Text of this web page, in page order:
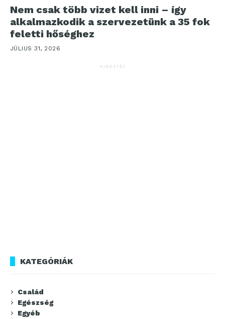
Nem csak több vizet kell inni – így
alkalmazkodik a szervezetünk a 35 fok
feletti hőséghez
JÚLIUS 31, 2026
HIRDETÉS
KATEGÓRIÁK
Család
Egészség
Egyéb